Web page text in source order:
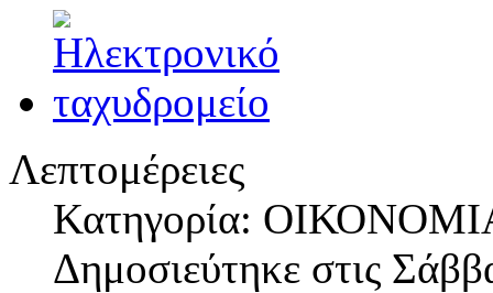
Λεπτομέρειες
Κατηγορία:
Δημοσιεύτηκε στις